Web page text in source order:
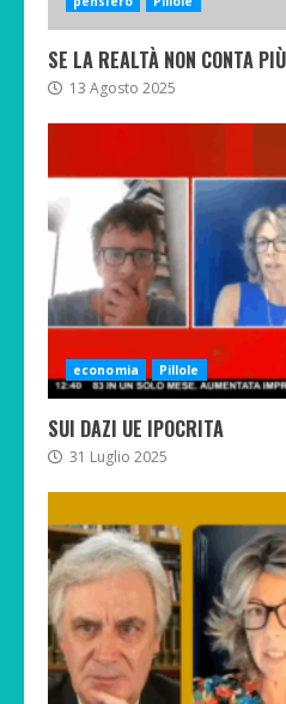
SE LA REALTÀ NON CONTA PIÙ
13 Agosto 2025
economia Pillole
SUI DAZI UE IPOCRITA
31 Luglio 2025